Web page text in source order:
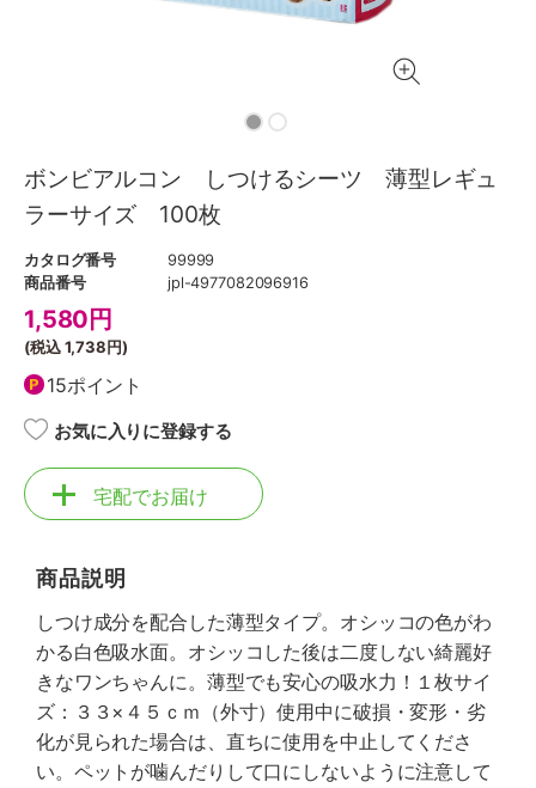
ボンビアルコン しつけるシーツ 薄型レギュ
ラーサイズ 100枚
カタログ番号
99999
商品番号
jpl-4977082096916
1,580 円
(税込1,738円)
15ポイント
お気に入りに登録する
宅配でお届け
商品説明
しつけ成分を配合した薄型タイプ。オシッコの色がわ
かる白色吸水面。オシッコした後は二度しない綺麗好
きなワンちゃんに。薄型でも安心の吸水力！１枚サイ
ズ：３３×４５ｃｍ（外寸）使用中に破損・変形・劣
化が見られた場合は、直ちに使用を中止してくださ
い。ペットが噛んだりして口にしないように注意して